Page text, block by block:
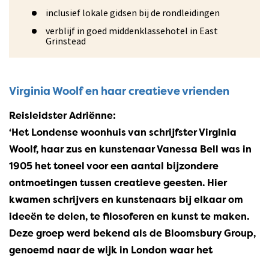
inclusief lokale gidsen bij de rondleidingen
verblijf in goed middenklassehotel in East
Grinstead
Virginia Woolf en haar creatieve vrienden
Reisleidster Adriënne:
‘Het Londense woonhuis van schrijfster Virginia
Woolf, haar zus en kunstenaar Vanessa Bell was in
1905 het toneel voor een aantal bijzondere
ontmoetingen tussen creatieve geesten. Hier
kwamen schrijvers en kunstenaars bij elkaar om
ideeën te delen, te filosoferen en kunst te maken.
Deze groep werd bekend als de Bloomsbury Group,
genoemd naar de wijk in London waar het